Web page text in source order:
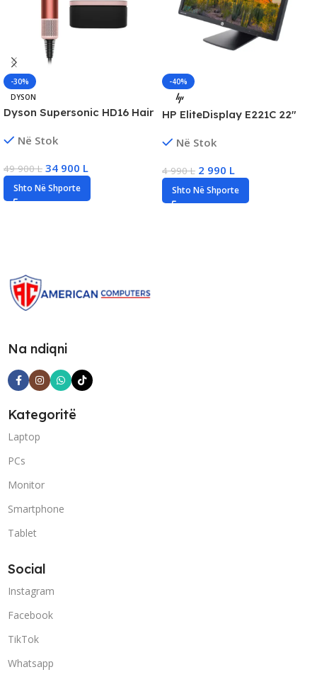
-30%
DYSON
Dyson Supersonic HD16 Hair
Control, New
Në Stok
49 900L 34 900 L
Shto Në Shporte
-40%
HP EliteDisplay E221C 22″
60Hz, 7ms, VGA/DP/DVI
Në Stok
4 990L 2 990 L
Shto Në Shporte
Na ndiqni
Kategoritë
Laptop
PCs
Monitor
Smartphone
Tablet
Social
Instagram
Facebook
TikTok
Whatsapp